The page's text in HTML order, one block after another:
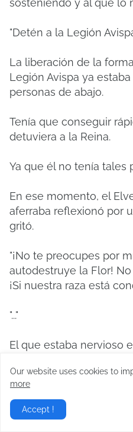
sosteniendo y al que lo
"Detén a la Legión
La liberación de la
Legión Avispa ya
personas de abajo.
Tenía que conseguir
detuviera a la Reina.
Ya que él no tenía tales
En ese momento, el
aferraba reflexionó por
gritó.
"¡No te preocupes por
autodestruye la Flor!
¡Si nuestra raza está
"..."
El que estaba nervioso
'Maldita sea.¿Este era
El poder de autodestruir
Rey.
Our website uses cookies to
more
Accept !